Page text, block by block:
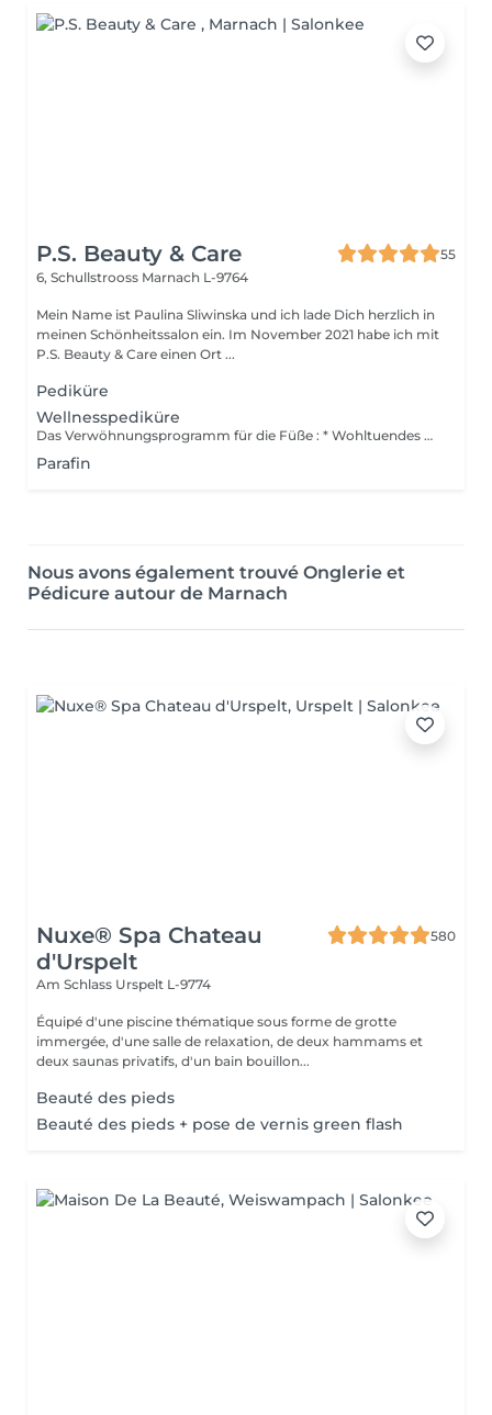
P.S. Beauty & Care
55
6, Schullstrooss Marnach L-9764
Mein Name ist Paulina Sliwinska und ich lade Dich herzlich in
meinen Schönheitssalon ein. Im November 2021 habe ich mit
P.S. Beauty & Care einen Ort ...
Pediküre
Wellnesspediküre
Das Verwöhnungsprogramm für die Füße : * Wohltuendes Fußbad * Peeling der Füße * Nägel kurzen und feilen Nagelhaut weg machen + Hornhaut glätten * Entspannung Massage
Parafin
Nous avons également trouvé Onglerie et
Pédicure autour de Marnach
Nuxe® Spa Chateau
d'Urspelt
580
Am Schlass Urspelt L-9774
Équipé d'une piscine thématique sous forme de grotte
immergée, d'une salle de relaxation, de deux hammams et
deux saunas privatifs, d'un bain bouillon...
Beauté des pieds
Beauté des pieds + pose de vernis green flash